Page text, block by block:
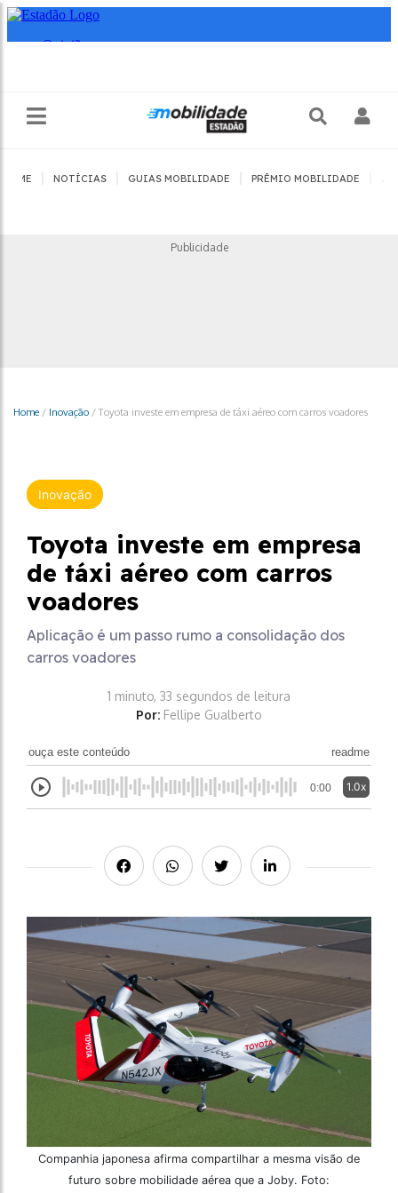
HOME NOTÍCIAS GUIAS MOBILIDADE PRÊMIO MOBILIDADE
Publicidade
Home / Inovação /Toyota investe em empresa de táxi aéreo com carros voadores
Inovação
Toyota investe em empresa
de táxi aéreo com carros
voadores
Aplicação é um passo rumo a consolidação dos
carros voadores
1 minuto, 33 segundos de leitura
Por: Fellipe Gualberto
ouça este conteúdo readme
0:00 1.0x
Companhia japonesa afirma compartilhar a mesma visão de
futuro sobre mobilidade aérea que a Joby. Foto: